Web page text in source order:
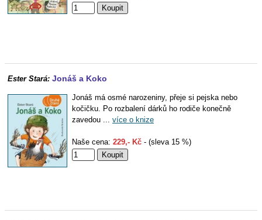
Ester Stará: Jonáš a Koko
Jonáš má osmé narozeniny, přeje si pejska nebo
kočičku. Po rozbalení dárků ho rodiče konečně
zavedou ... více o knize
Naše cena: 229,- Kč - (sleva 15 %)